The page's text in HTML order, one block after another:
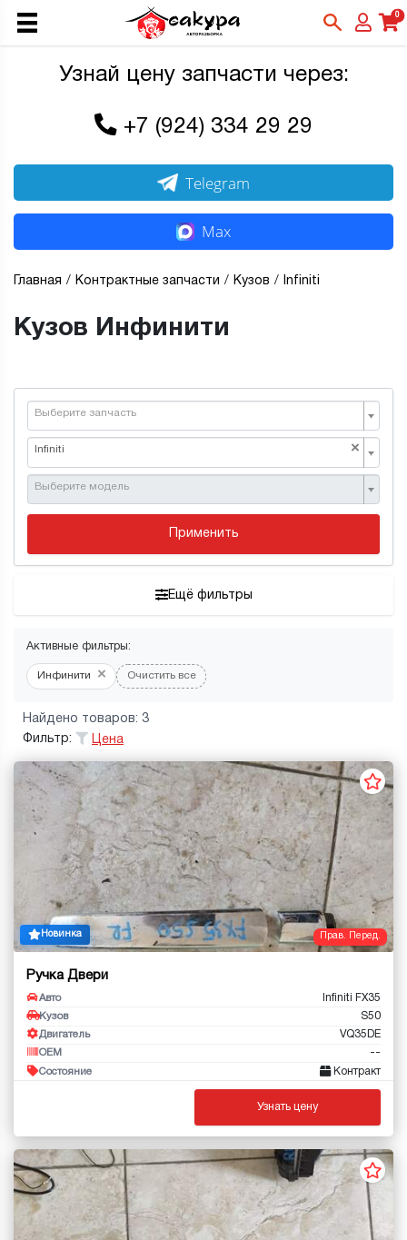
0
Узнай цену запчасти через:
+7 (924) 334 29 29
Telegram
Max
Главная Контрактные запчасти Кузов Infiniti
Кузов Инфинити
Выберите запчасть
×
Infiniti
Выберите модель
Применить
Ещё фильтры
Активные фильтры:
Инфинити × Очистить все
Найдено товаров: 3
Фильтр:
Цена
Прав. Перед.
Новинка
Ручка Двери
Авто Infiniti FX35
Кузов S50
Двигатель VQ35DE
OEM --
Состояние Контракт
Узнать цену